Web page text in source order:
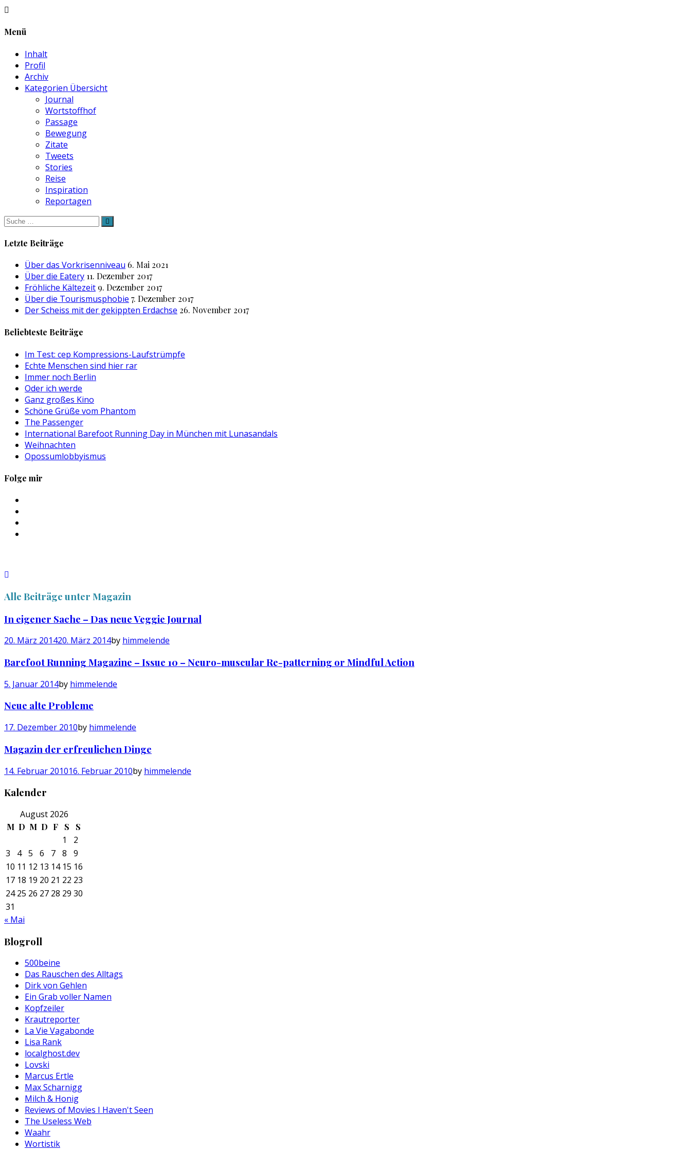
Menü
Inhalt
Profil
Archiv
Kategorien Übersicht
Journal
Wortstoffhof
Passage
Bewegung
Zitate
Tweets
Stories
Reise
Inspiration
Reportagen
Suche
nach:
Letzte Beiträge
Über das Vorkrisenniveau 6. Mai 2021
Über die Eatery 11. Dezember 2017
Fröhliche Kältezeit 9. Dezember 2017
Über die Tourismusphobie 7. Dezember 2017
Der Scheiss mit der gekippten Erdachse 26. November 2017
Beliebteste Beiträge
Im Test: cep Kompressions-Laufstrümpfe
Echte Menschen sind hier rar
Immer noch Berlin
Oder ich werde
Ganz großes Kino
Schöne Grüße vom Phantom
The Passenger
International Barefoot Running Day in München mit Lunasandals
Weihnachten
Opossumlobbyismus
Folge mir
anzeigen
Alle Beiträge unter Magazin
In eigener Sache – Das neue Veggie Journal
20. März 201420. März 2014by himmelende
Barefoot Running Magazine – Issue 10 – Neuro-muscular Re-patterning or Mindful Action
5. Januar 2014by himmelende
Neue alte Probleme
17. Dezember 2010by himmelende
Magazin der erfreulichen Dinge
14. Februar 201016. Februar 2010by himmelende
Kalender
August 2026
M D M D F S S
1
2
3
4 5 6 7 8
9
10 11 12 13 14 15 16
17 18 19 20 21 22 23
24 25 26 27 28 29 30
31
« Mai
Blogroll
500beine
Das Rauschen des Alltags
Dirk von Gehlen
Ein Grab voller Namen
Kopfzeiler
Krautreporter
La Vie Vagabonde
Lisa Rank
localghost.dev
Lovski
Marcus Ertle
Max Scharnigg
Milch & Honig
Reviews of Movies I Haven't Seen
The Useless Web
Waahr
Wortistik